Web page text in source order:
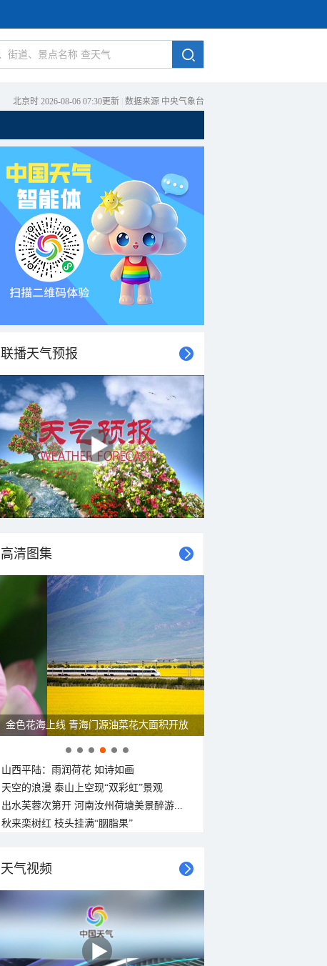
北京时 2026-08-06 07:30更新 数据来源 中央气象台
联播天气预报
高清图集
金色花海上线 青海门源油菜花大面积开放
山西平陆：雨润荷花 如诗如画
天空的浪漫 泰山上空现“双彩虹”景观
出水芙蓉次第开 河南汝州荷塘美景醉游...
秋来栾树红 枝头挂满“胭脂果”
天气视频